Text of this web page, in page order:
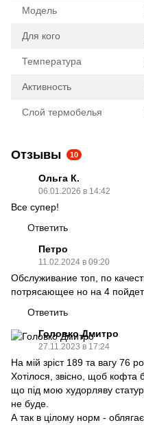
Модель
Для кого
Температура
Активность
Слой термобелья
Отзывы 10
Ольга К.
06.01.2026 в 14:42
Все супер!
Ответить
Петро
11.02.2024 в 09:20
Обслуживание топ, по
потрясающее но на 4
Ответить
Головко Дмитро
27.11.2023 в 17:24
На мій зріст 189 та вагу 76
Хотілося, звісно, щоб
що під мою худорляву
не буде.
А так в цілому норм -